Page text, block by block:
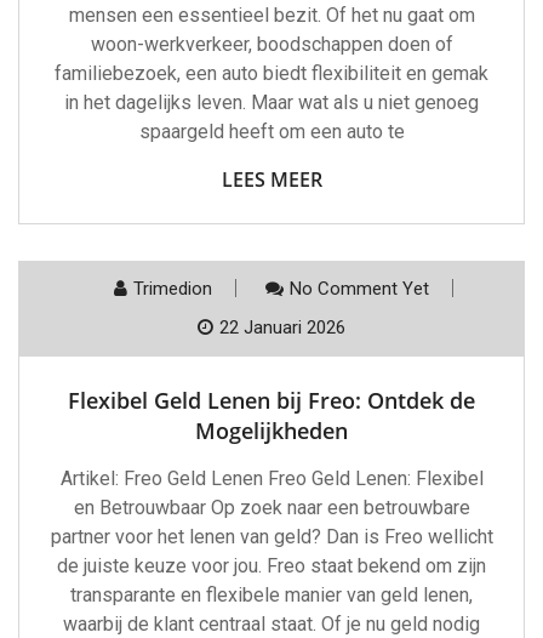
mensen een essentieel bezit. Of het nu gaat om
woon-werkverkeer, boodschappen doen of
familiebezoek, een auto biedt flexibiliteit en gemak
in het dagelijks leven. Maar wat als u niet genoeg
spaargeld heeft om een auto te
LEES MEER
Trimedion
No Comment Yet
22 Januari 2026
Flexibel Geld Lenen bij Freo: Ontdek de
Mogelijkheden
Artikel: Freo Geld Lenen Freo Geld Lenen: Flexibel
en Betrouwbaar Op zoek naar een betrouwbare
partner voor het lenen van geld? Dan is Freo wellicht
de juiste keuze voor jou. Freo staat bekend om zijn
transparante en flexibele manier van geld lenen,
waarbij de klant centraal staat. Of je nu geld nodig